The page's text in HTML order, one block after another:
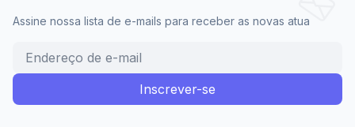
Assine nossa lista de e-mails para receber as novas atua